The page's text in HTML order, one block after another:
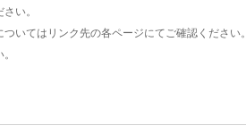
い。
いてはリンク先の各ページにてご確認ください。